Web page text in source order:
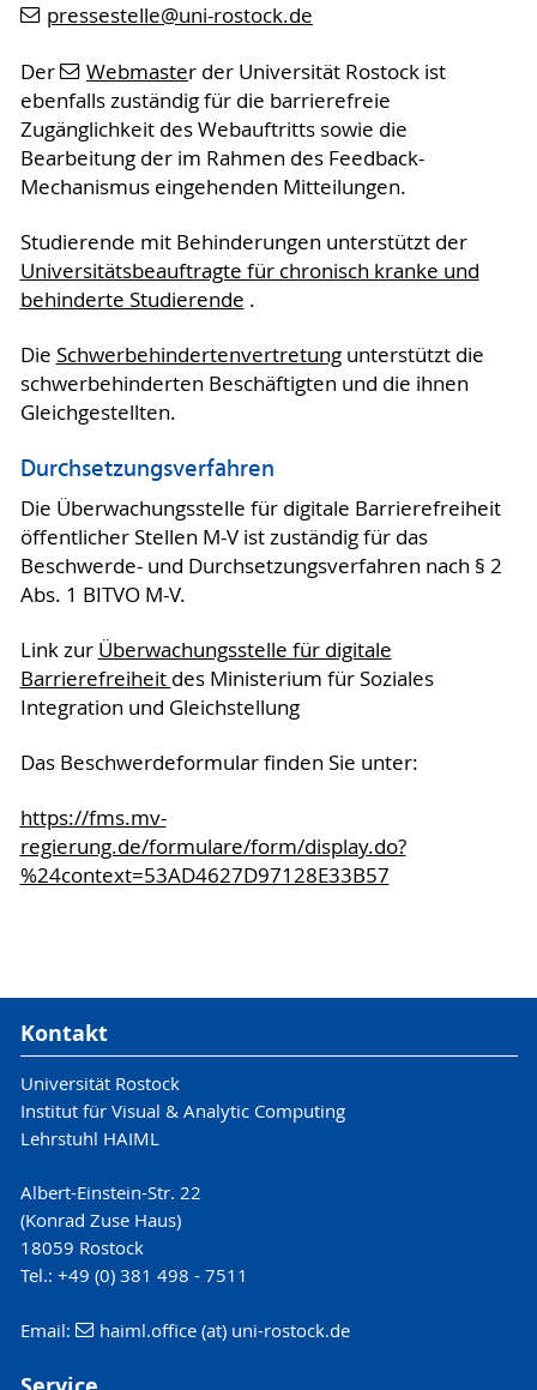
pressestelle@uni-rostock.de
Der Webmaster der Universität Rostock ist
ebenfalls zuständig für die barrierefreie
Zugänglichkeit des Webauftritts sowie die
Bearbeitung der im Rahmen des Feedback-
Mechanismus eingehenden Mitteilungen.
Studierende mit Behinderungen unterstützt der
Universitätsbeauftragte für chronisch kranke und
behinderte Studierende .
Die Schwerbehindertenvertretungunterstützt die
schwerbehinderten Beschäftigten und die ihnen
Gleichgestellten.
Durchsetzungsverfahren
Die Überwachungsstelle für digitale Barrierefreiheit
öffentlicher Stellen M-V ist zuständig für das
Beschwerde- und Durchsetzungsverfahren nach § 2
Abs. 1 BITVO M-V.
Link zur Überwachungsstelle für digitale
Barrierefreiheit des Ministerium für Soziales
Integration und Gleichstellung
Das Beschwerdeformular finden Sie unter:
https://fms.mv-
regierung.de/formulare/form/display.do?
%24context=53AD4627D97128E33B57
Kontakt
Universität Rostock
Institut für Visual & Analytic Computing
Lehrstuhl HAIML
Albert-Einstein-Str. 22
(Konrad Zuse Haus)
18059 Rostock
Tel.: +49 (0) 381 498 - 7511
Email: haiml.office (at) uni-rostock.de